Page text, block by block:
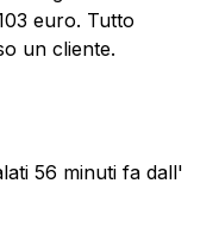
euro. Tutto
un cliente.
56 minuti fa dall'